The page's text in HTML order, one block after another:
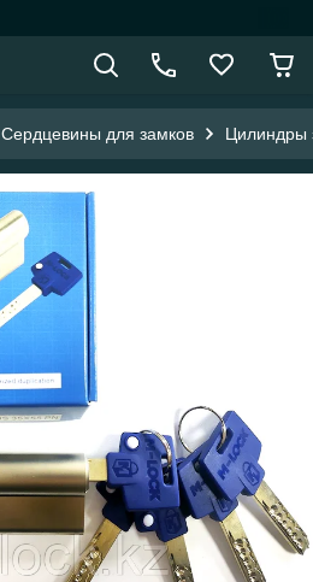
Сердцевины для замков Цилиндры